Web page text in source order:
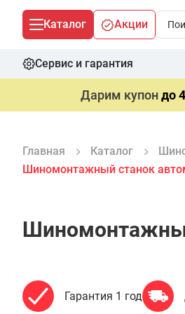
Каталог Акции
Сервис и гарантия
Дарим купондо
Главная Каталог
Шиномонтажный станок
Гарантия 1 год